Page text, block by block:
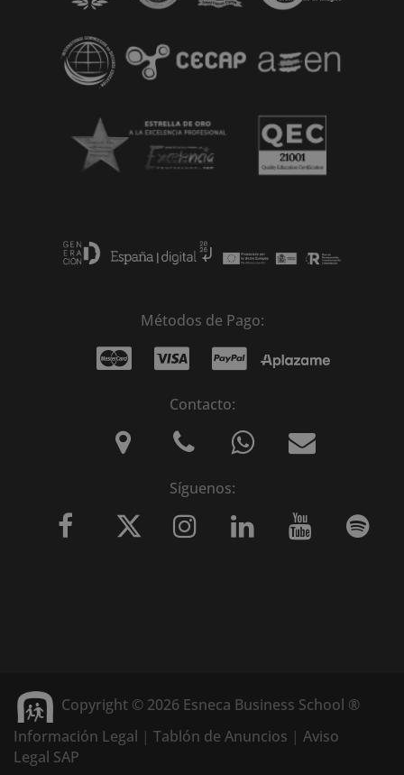
Métodos de Pago:
Contacto:
Síguenos:
Copyright © 2026 Esneca Business School ®
Información Legal | Tablón de Anuncios | Aviso
Legal SAP